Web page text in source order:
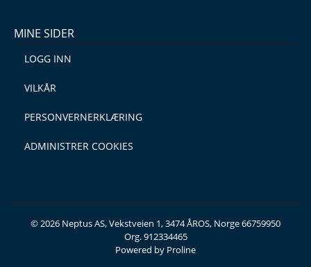
MINE SIDER
LOGG INN
VILKÅR
PERSONVERNERKLÆRING
ADMINISTRER COOKIES
© 2026 Neptus AS, Vekstveien 1, 3474 ÅROS, Norge 66759950
Org. 912334465
Powered by Proline